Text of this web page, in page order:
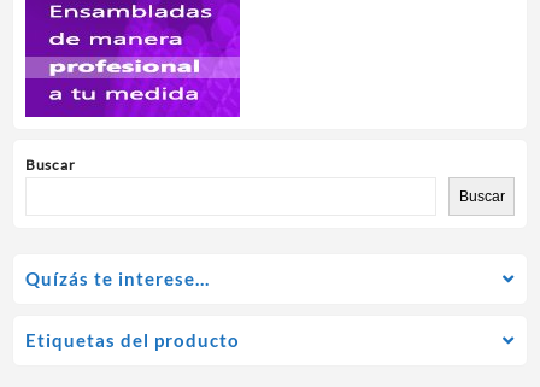
Buscar
Buscar
Quízás te interese…
Etiquetas del producto